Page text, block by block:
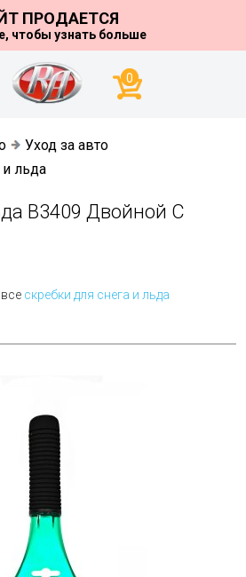
ПРОДАЕТСЯ
чтобы узнать больше
0
Уход за авто
льда
B3409 Двойной С
скребки для снега и льда